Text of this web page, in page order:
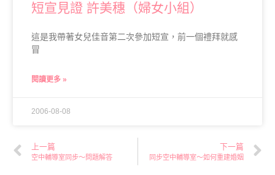
短宣見證 許美穗（婦女小組）
這是我帶著女兒佳音第二次參加短宣，前一個禮拜就感
冒
閱讀更多 »
2006-08-08
上一篇
空中輔導室同步～問題解答
下一篇
同步空中輔導室～如何重建婚姻